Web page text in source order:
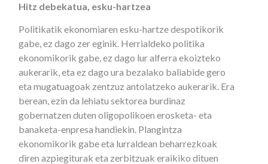
Hitz debekatua, esku-hartzea
Politikatik ekonomiaren esku-hartze despotikorik
gabe, ez dago zer eginik. Herrialdeko politika
ekonomikorik gabe, ez dago lur alferra ekoizteko
aukerarik, eta ez dago ura bezalako baliabide gero
eta mugatuagoak zentzuz antolatzeko aukerarik. Era
berean, ezin da lehiatu sektorea burdinaz
gobernatzen duten oligopolikoen erosketa- eta
banaketa-enpresa handiekin. Plangintza
ekonomikorik gabe eta lurraldean beharrezkoak
diren azpiegiturak eta zerbitzuak eraikiko dituen